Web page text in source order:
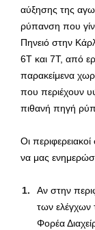
αύξησης της
ρύπανση που
Πηνειό στην
6Τ και 7Τ, από
παρακείμενα
που περιέχουν
πιθανή πηγή
Οι
να μας
Αν στην
των ελέγχων
Φορέα